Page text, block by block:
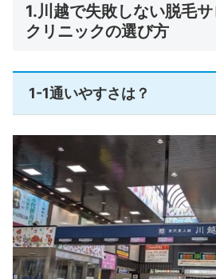
1.川越で失敗しない脱毛
クリニックの選び方
1-1通いやすさは？